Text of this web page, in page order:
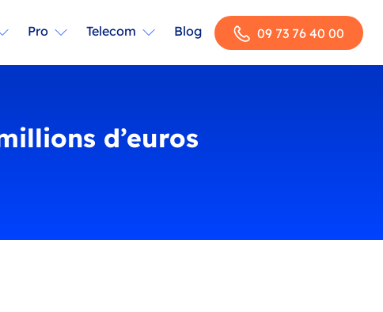
Pro Telecom Blog 09 73 76 40 00
d’euros